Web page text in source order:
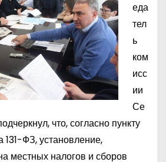
еда
тел
ь
ком
исс
ии
Се
что, согласно пункту
131-ФЗ, установление,
местных налогов и сборов